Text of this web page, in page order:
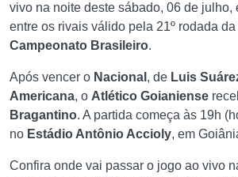
vivo na noite deste sábado, 06 de julho,
entre os rivais válido pela 21º rodada da
Campeonato Brasileiro.
Após vencer o Nacional , de Luis
Americana, o Atlético Goianiense
Bragantino. A partida começa às 19h
no Estádio Antônio Accioly, em
Confira onde vai passar o jogo ao vivo